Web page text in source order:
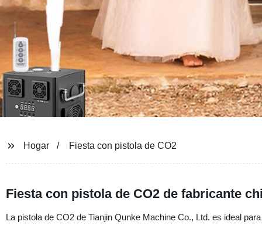
Hogar Fiesta con pistola de CO2
Fiesta con pistola de CO2 de fabricante
La pistola de CO2 de Tianjin Qunke Machine Co., Ltd. es ideal